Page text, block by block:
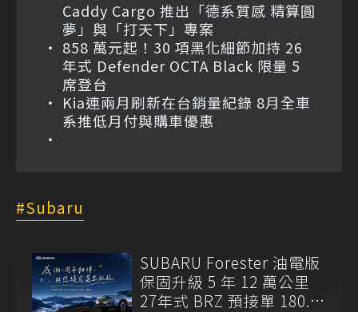
Caddy Cargo 推出「德系質感 精算圓
夢」與「打天下」專案
858 萬元起！30 項黑化細節加持 26
年式 Defender OCTA Black 限量 5
席登台
Kia連兩月刷新在台銷量紀錄 8月全車
系推低月付與購車優惠
Subaru
SUBARU Forester 油電版
保固升級 5 年 12 萬公里
27年式 BRZ 預接單 180.8